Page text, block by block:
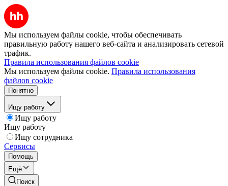
Мы используем файлы cookie, чтобы обеспечивать
правильную работу нашего веб-сайта и анализировать сетевой
трафик.
Правила использования файлов cookie
Мы используем файлы cookie. Правила использования
файлов cookie
Понятно
Ищу работу
Ищу работу
Ищу работу
Ищу сотрудника
Сервисы
Помощь
Ещё
Поиск